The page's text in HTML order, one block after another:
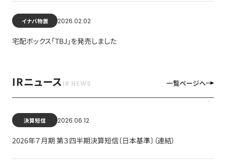
イナバ物置 2026.02.02
宅配ボックス「TBJ」を発売しました
IRニュース 一覧ページへ
決算短信 2026.06.12
2026年７月期 第３四半期決算短信〔日本基準〕（連結）